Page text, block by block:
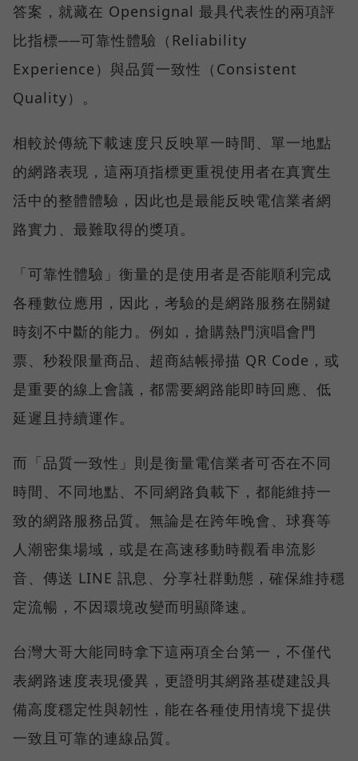
答案，就藏在 Opensignal 最具代表性的兩項評
比指標──可靠性體驗（Reliability
Experience）與品質一致性（Consistent
Quality）。
相較於傳統下載速度只反映單一時間、單一地點
的網路表現，這兩項指標更重視使用者在真實生
活中的整體體驗，因此也是最能反映電信業者網
路實力、最難取得的獎項。
「可靠性體驗」衡量的是使用者是否能順利完成
各種數位應用，因此，考驗的是網路服務在關鍵
時刻不中斷的能力。例如，搶購熱門演唱會門
票、秒殺限量商品、超商結帳掃描 QR Code，或
是重要的線上會議，都需要網路能即時回應、低
延遲且持續運作。
而「品質一致性」則是衡量電信業者可否在不同
時間、不同地點、不同網路負載下，都能維持一
致的網路服務品質。無論是在跨年晚會、球賽等
人潮密集場域，或是在高速移動時觀看串流影
音、傳送 LINE 訊息、分享社群動態，確保維持穩
定流暢，不因環境改變而明顯降速。
台灣大哥大能同時拿下這兩項全台第一，不僅代
表網路速度表現優異，更證明其網路基礎建設具
備高度穩定性與韌性，能在各種使用情境下提供
一致且可靠的連線品質。